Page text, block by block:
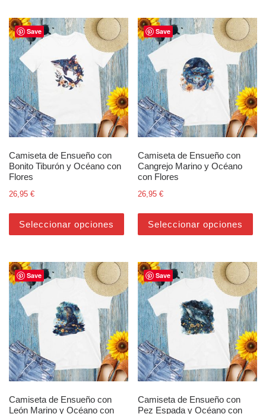
Save
Camiseta de Ensueño con
Bonito Tiburón y Océano con
Flores
26,95 €
Seleccionar opciones
Save
Camiseta de Ensueño con
Cangrejo Marino y Océano
con Flores
26,95€
Seleccionar opciones
Save
Camiseta de Ensueño con
León Marino y Océano con
Save
Camiseta de Ensueño con
Pez Espada y Océano con